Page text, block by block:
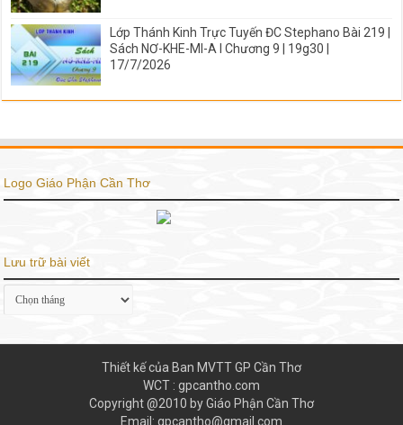
Lớp Thánh Kinh Trực Tuyến ĐC Stephano Bài 219 |
Sách NƠ-KHE-MI-A I Chương 9 | 19g30 |
17/7/2026
Logo Giáo Phận Cần Thơ
Lưu trữ bài viết
Lưu
trữ
Thiết kế của Ban MVTT GP Cần Thơ
WCT : gpcantho.com
Copyright @2010 by Giáo Phận Cần Thơ
Email: gpcantho@gmail.com